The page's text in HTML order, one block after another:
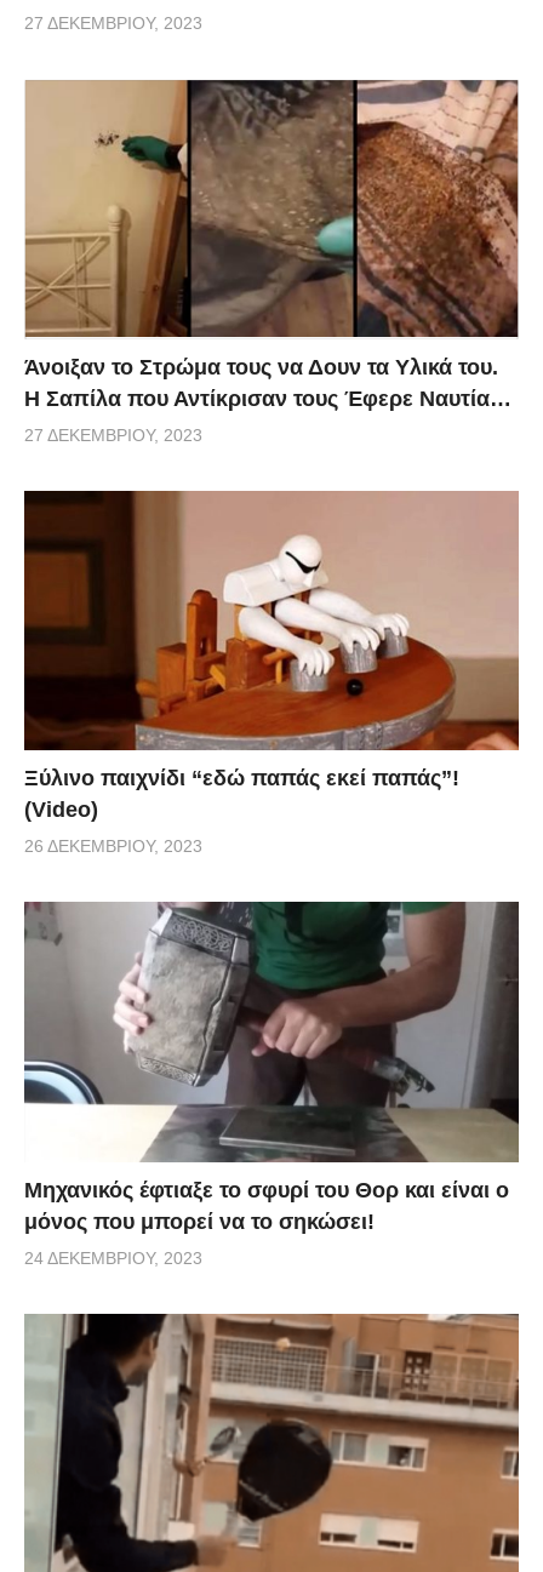
27 ΔΕΚΕΜΒΡΊΟΥ, 2023
Άνοιξαν το Στρώμα τους να Δουν τα Υλικά του.
Η Σαπίλα που Αντίκρισαν τους Έφερε Ναυτία…
27 ΔΕΚΕΜΒΡΊΟΥ, 2023
Ξύλινο παιχνίδι “εδώ παπάς εκεί παπάς”!
(Video)
26 ΔΕΚΕΜΒΡΊΟΥ, 2023
Μηχανικός έφτιαξε το σφυρί του Θορ και είναι ο
μόνος που μπορεί να το σηκώσει!
24 ΔΕΚΕΜΒΡΊΟΥ, 2023